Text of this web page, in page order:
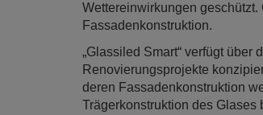
Wettereinwirkungen
Fassadenkonstruktion.
„Glassiled Smart“ verfügt
Renovierungsprojekte
deren Fassadenkonstruktion
Trägerkonstruktion des